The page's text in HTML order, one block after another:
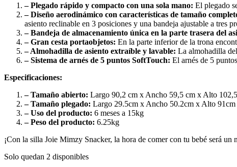
– Plegado rápido y compacto con una sola mano: El plegado
– Diseño aerodinámico con características de tamaño
asiento reclinable en 3 posiciones y una bandeja ajustable a tres
– Bandeja de almacenamiento única en la parte trasera del
– Gran cesta portaobjetos: En la parte inferior de la trona
– Almohadilla de asiento extraíble y lavable: La almohadilla
– Sistema de arnés de 5 puntos SoftTouch: El arnés de 5
Especificaciones:
– Tamaño abierto: Largo 90,2 cm x Ancho 59,5 cm x Alto
– Tamaño plegado: Largo 29.5cm x Ancho 50.2cm x Alto 91cm
– Uso del producto: 6 meses a 15kg
– Peso del producto: 6.25kg
¡Con la silla Joie Mimzy Snacker, la hora de comer con tu bebé será un
Solo quedan 2 disponibles